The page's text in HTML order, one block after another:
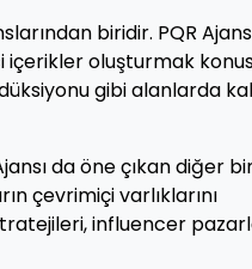
biridir. PQR
içerikler oluşturmak
gibi alanlarda
da öne çıkan diğer
çevrimiçi varlıklarını
influencer